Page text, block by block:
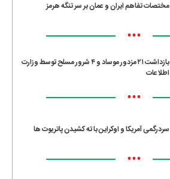
مختصات تفاهم ایران و عمان بر سر تنگه هرمز
•••
بازداشت ۲۱ مزدور موساد و ۴ شرور مسلح توسط وزارت
اطلاعات
•••
سردرگمی آمریکا و اوکراین با ته کشیدن پاتریوت ها
•••